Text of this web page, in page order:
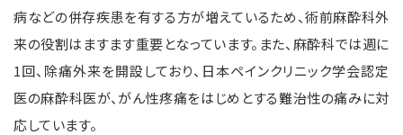
病などの併存疾患を有する方が増えているため、術前麻酔科外
来の役割はますます重要となっています。また、麻酔科では週に
1回、除痛外来を開設しており、日本ペインクリニック学会認定
医の麻酔科医が、がん性疼痛をはじめとする難治性の痛みに対
応しています。